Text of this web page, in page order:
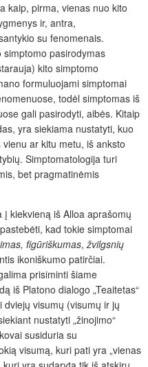
kaip, pirma, vienas nuo kito
ir, antra,
su fenomenais.
pasirodymas
kito simptomo
formuluojami simptomai
todėl simptomas iš
gali pasirodyti, aibės. Kitaip
yra siekiama nustatyti, kuo
ar kitu metu, iš anksto
Simptomatologija turi
bet pragmatinėmis
kiekvieną iš Alloa aprašomų
kad tokie simptomai
figūriškumas,žvilgsnių
ikoniškumo patirčiai.
prisiminti šiame
iš Platono dialogo „Teaitetas“
visumų (visumų ir jų
nustatyti „žinojimo“
susiduria su
visumą, kuri pati yra „vienas